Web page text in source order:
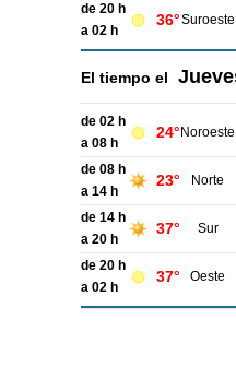
de 20 h
a 02 h
36°Suroeste
El tiempo el
de 02 h
a 08 h
24° Noroeste
de 08 h
a 14 h
23° Norte
de 14 h
a 20 h
37° Sur
de 20 h
a 02 h
37° Oeste